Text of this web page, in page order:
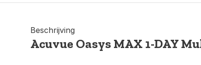
Beschrijving
Acuvue Oasys MAX 1-DAY